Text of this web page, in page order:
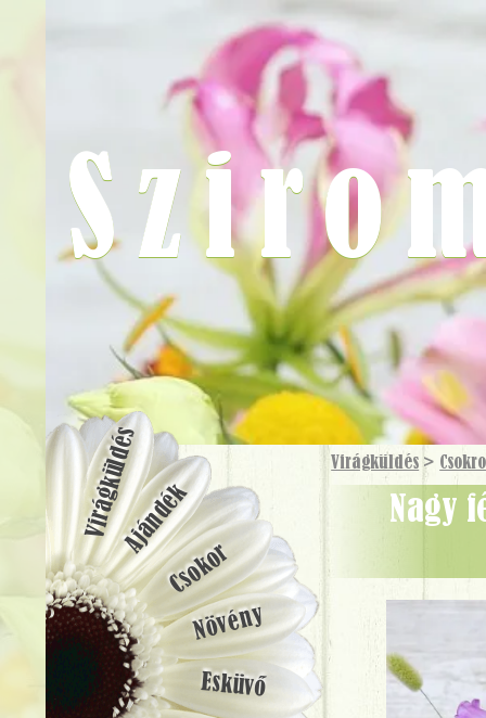
Virágküldés >
Nagy fém tál mezei stílusú nyári virágokkal, süni figurával (29 szál) -
VirágküldésAjándék
Csokor
Növény
Esküvő